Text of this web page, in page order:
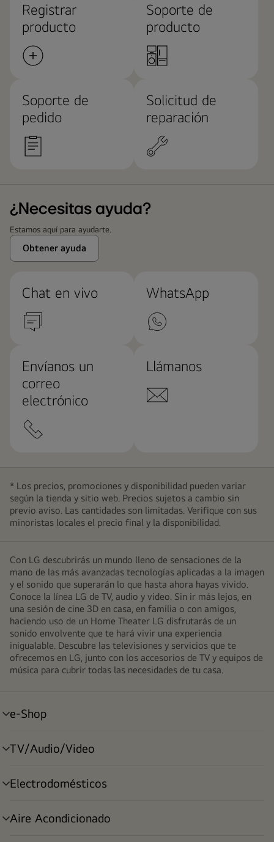
Registrar
producto
Soporte de
producto
Soporte de
pedido
Solicitud de
reparación
¿Necesitas ayuda?
Estamos aquí para ayudarte.
Obtener ayuda
Chat en vivo WhatsApp
Envíanos un
correo
electrónico
Llámanos
* Los precios, promociones y disponibilidad pueden variar
según la tienda y sitio web. Precios sujetos a cambio sin
previo aviso. Las cantidades son limitadas. Verifique con sus
minoristas locales el precio final y la disponibilidad.
Con LG descubrirás un mundo lleno de sensaciones de la
mano de las más avanzadas tecnologías aplicadas a la imagen
y el sonido que superarán lo que hasta ahora hayas vivido.
Conoce la línea LG de TV, audio y video. Sin ir más lejos, en
una sesión de cine 3D en casa, en familia o con amigos,
haciendo uso de un Home Theater LG disfrutarás de un
sonido envolvente que te hará vivir una experiencia
inigualable. Descubre las televisiones y servicios que te
ofrecemos en LG, junto con los accesorios de TV y equipos de
música para cubrir todas las necesidades de tu casa.
e-Shop
alternar
TV/Audio/Video
alternar
Electrodomésticos
alternar
Aire Acondicionado
alternar